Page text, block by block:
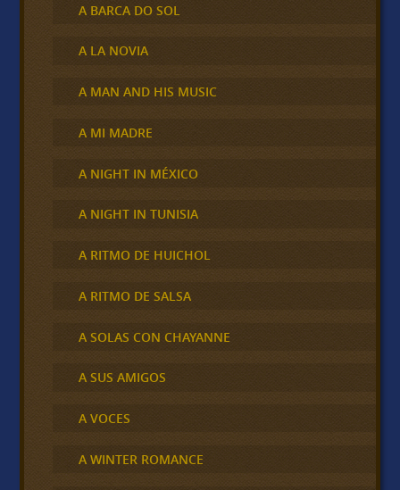
A BARCA DO SOL
A LA NOVIA
A MAN AND HIS MUSIC
A MI MADRE
A NIGHT IN MÉXICO
A NIGHT IN TUNISIA
A RITMO DE HUICHOL
A RITMO DE SALSA
A SOLAS CON CHAYANNE
A SUS AMIGOS
A VOCES
A WINTER ROMANCE